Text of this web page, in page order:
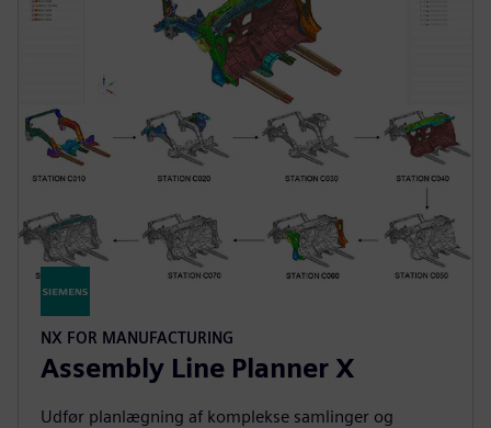
NX FOR MANUFACTURING
Assembly Line Planner X
Udfør planlægning af komplekse samlinger og